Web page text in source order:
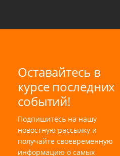
Оставайтесь в
курсе последних
событий!
Подпишитесь на нашу
новостную рассылку и
получайте своевременную
информацию о самых